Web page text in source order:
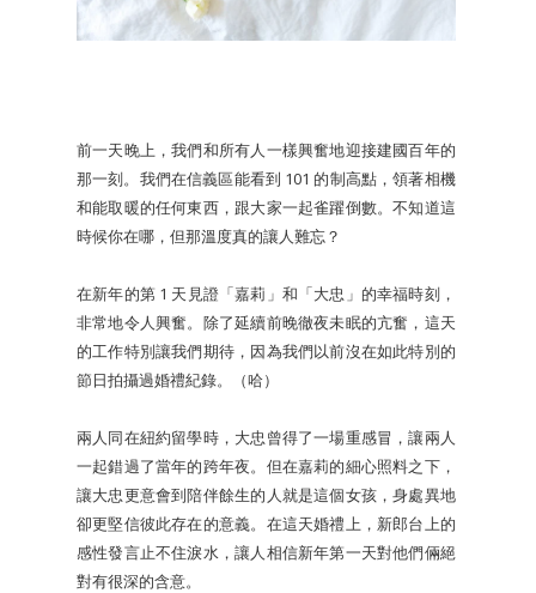
前一天晚上，我們和所有人一樣興奮地迎接建國百年的
那一刻。我們在信義區能看到 101 的制高點，領著相機
和能取暖的任何東西，跟大家一起雀躍倒數。不知道這
時候你在哪，但那溫度真的讓人難忘？
在新年的第 1 天見證「嘉莉」和「大忠」的幸福時刻，
非常地令人興奮。除了延續前晚徹夜未眠的亢奮，這天
的工作特別讓我們期待，因為我們以前沒在如此特別的
節日拍攝過婚禮紀錄。（哈）
兩人同在紐約留學時，大忠曾得了一場重感冒，讓兩人
一起錯過了當年的跨年夜。但在嘉莉的細心照料之下，
讓大忠更意會到陪伴餘生的人就是這個女孩，身處異地
卻更堅信彼此存在的意義。在這天婚禮上，新郎台上的
感性發言止不住淚水，讓人相信新年第一天對他們倆絕
對有很深的含意。